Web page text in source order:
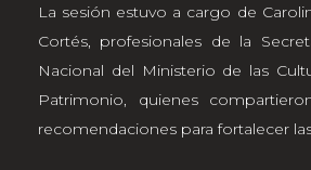
La sesión estuvo a cargo de
Cortés, profesionales de la
Nacional del Ministerio de las
Patrimonio, quienes
recomendaciones para fortalecer